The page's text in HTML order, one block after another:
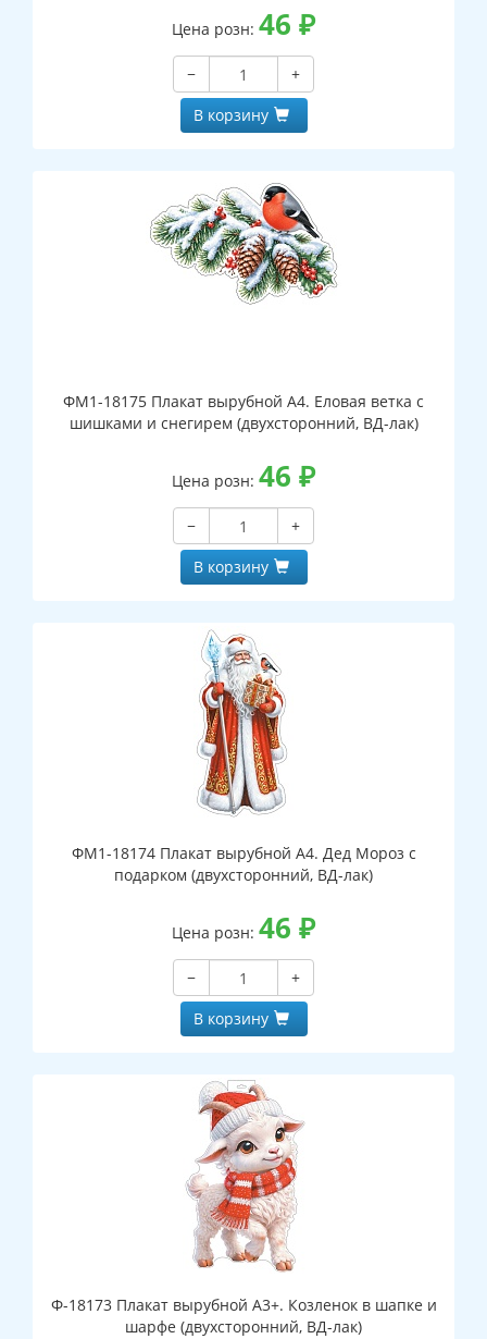
Цена розн: 46 ₽
−
+
В корзину
ФМ1-18175 Плакат вырубной А4. Еловая ветка с
шишками и снегирем (двухсторонний, ВД-лак)
Цена розн: 46 ₽
−
+
В корзину
ФМ1-18174 Плакат вырубной А4. Дед Мороз с
подарком (двухсторонний, ВД-лак)
Цена розн: 46 ₽
−
+
В корзину
Ф-18173 Плакат вырубной А3+. Козленок в шапке и
шарфе (двухсторонний, ВД-лак)